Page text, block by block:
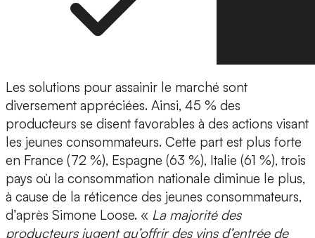
Les solutions pour assainir le marché sont
diversement appréciées. Ainsi, 45 % des
producteurs se disent favorables à des actions visant
les jeunes consommateurs. Cette part est plus forte
en France (72 %), Espagne (63 %), Italie (61 %), trois
pays où la consommation nationale diminue le plus,
à cause de la réticence des jeunes consommateurs,
d’après Simone Loose. « La majorité des
producteurs jugent qu’offrir des vins d’entrée de